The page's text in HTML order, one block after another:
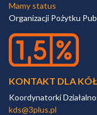
Mamy status
Organizacji Pożytku
KONTAKT DLA
Koordynatorki
kds@3plus.pl